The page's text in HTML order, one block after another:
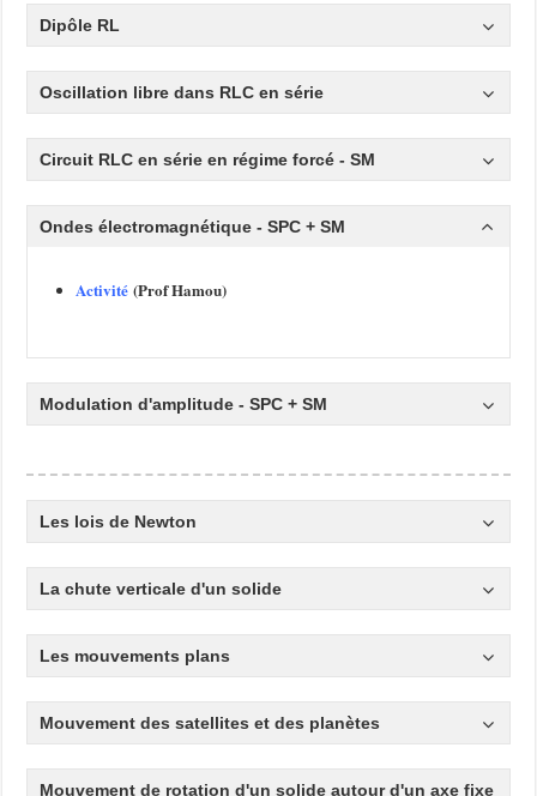
Dipôle RL
Oscillation libre dans RLC en série
Circuit RLC en série en régime forcé - SM
Ondes électromagnétique - SPC + SM
Activité (ProfHamou)
Modulation d'amplitude - SPC + SM
Les lois de Newton
La chute verticale d'un solide
Les mouvements plans
Mouvement des satellites et des planètes
Mouvement de rotation d'un solide autour d'un axe fixe